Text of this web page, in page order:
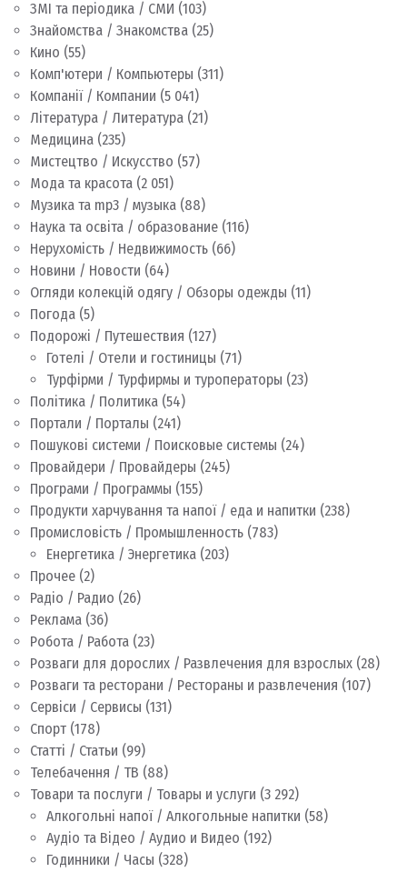
ЗМІ та періодика / СМИ (103)
Знайомства / Знакомства (25)
Кино (55)
Комп'ютери / Компьютеры (311)
Компанії / Компании (5 041)
Література / Литература (21)
Медицина (235)
Мистецтво / Искусство (57)
Мода та красота (2 051)
Музика та mp3 / музыка (88)
Наука та освіта / образование (116)
Нерухомість / Недвижимость (66)
Новини / Новости (64)
Огляди колекцій одягу / Обзоры одежды (11)
Погода (5)
Подорожі / Путешествия (127)
Готелі / Отели и гостиницы (71)
Турфірми / Турфирмы и туроператоры (23)
Політика / Политика (54)
Портали / Порталы (241)
Пошукові системи / Поисковые системы (24)
Провайдери / Провайдеры (245)
Програми / Программы (155)
Продукти харчування та напої / еда и напитки (238)
Промисловість / Промышленность (783)
Енергетика / Энергетика (203)
Прочее (2)
Радіо / Радио (26)
Реклама (36)
Робота / Работа (23)
Розваги для дорослих / Развлечения для взрослых (28)
Розваги та ресторани / Рестораны и развлечения (107)
Сервіси / Сервисы (131)
Спорт (178)
Статті / Статьи (99)
Телебачення / ТВ (88)
Товари та послуги / Товары и услуги (3 292)
Алкогольні напої / Алкогольные напитки (58)
Аудіо та Відео / Аудио и Видео (192)
Годинники / Часы (328)